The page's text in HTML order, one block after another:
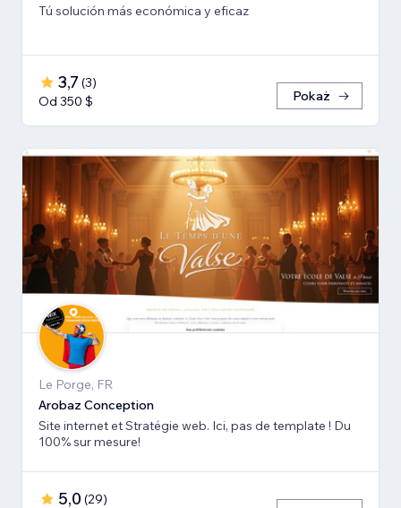
Tú solución más económica y eficaz
3,7 (3)
Od 350 $
Pokaż
Le Porge, FR
Arobaz Conception
Site internet et Stratégie web. Ici, pas de template ! Du
100% sur mesure!
5,0 (29)